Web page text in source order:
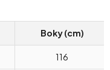
Boky (cm)
116